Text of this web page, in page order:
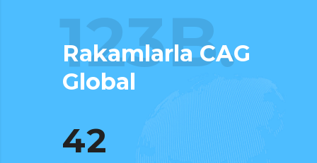
123B.
Rakamlarla CAG
Global
42